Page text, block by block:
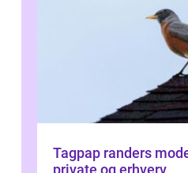
Tagpap randers moderne tage til
private og erhverv